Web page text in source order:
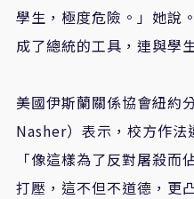
學生，極度危險。」她說
成了總統的工具，連與學
美國伊斯蘭關係協會紐約
Nasher）表示，校方作法
「像這樣為了反對屠殺
打壓，這不但不道德，更